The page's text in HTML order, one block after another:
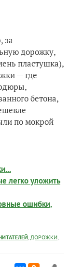
за
дорожку,
пластушка),
— где
бетона,
по мокрой
легко уложить
ошибки,
, ДОРОЖКИ,